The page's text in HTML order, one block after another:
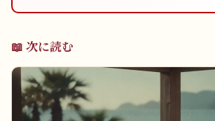
📖 次に読む